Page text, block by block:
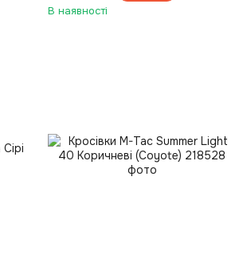
В наявності